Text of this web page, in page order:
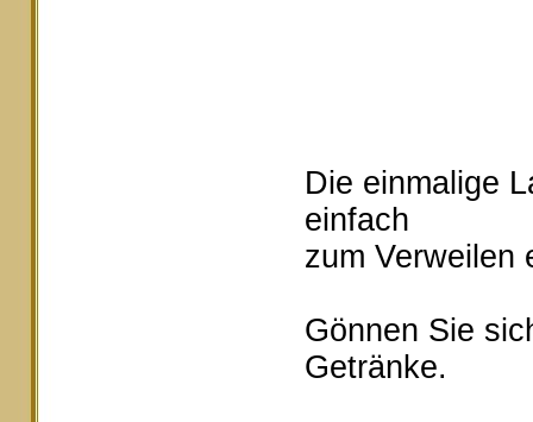
Die einmalige
einfach
zum Verweilen
Gönnen Sie
Getränke.